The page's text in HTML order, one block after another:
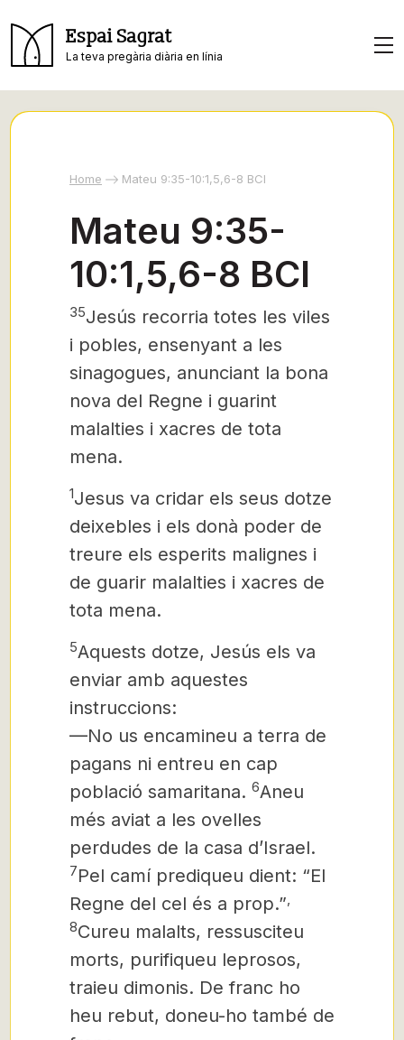
Espai Sagrat
La teva pregària diària en línia
Home Mateu 9:35-10:1,5,6-8 BCI
Mateu 9:35-
10:1,5,6-8 BCI
35Jesús recorria totes les viles
i pobles, ensenyant a les
sinagogues, anunciant la bona
nova del Regne i guarint
malalties i xacres de tota
mena.
1Jesus va cridar els seus dotze
deixebles i els donà poder de
treure els esperits malignes i
de guarir malalties i xacres de
tota mena.
5Aquests dotze, Jesús els va
enviar amb aquestes
instruccions:
—No us encamineu a terra de
pagans ni entreu en cap
població samaritana. 6Aneu
més aviat a les ovelles
perdudes de la casa d’Israel.
7Pel camí prediqueu dient: “El
Regne del cel és a prop.”
8Cureu malalts, ressusciteu
morts, purifiqueu leprosos,
traieu dimonis. De franc ho
heu rebut, doneu-ho també de